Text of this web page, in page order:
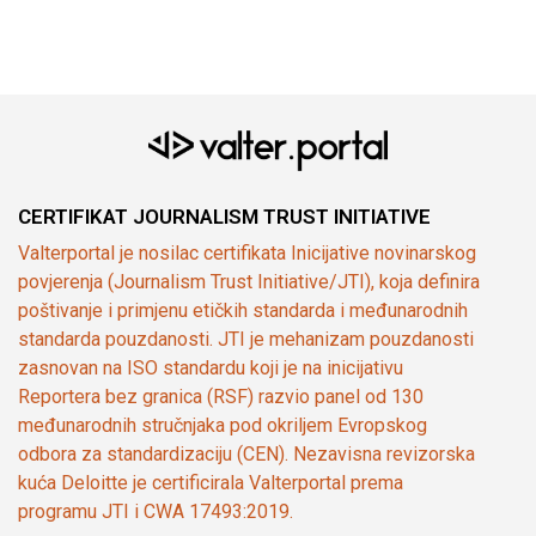
CERTIFIKAT JOURNALISM TRUST INITIATIVE
Valterportal je nosilac certifikata Inicijative novinarskog
povjerenja (Journalism Trust Initiative/JTI), koja definira
poštivanje i primjenu etičkih standarda i međunarodnih
standarda pouzdanosti. JTI je mehanizam pouzdanosti
zasnovan na ISO standardu koji je na inicijativu
Reportera bez granica (RSF) razvio panel od 130
međunarodnih stručnjaka pod okriljem Evropskog
odbora za standardizaciju (CEN). Nezavisna revizorska
kuća Deloitte je certificirala Valterportal prema
programu JTI i CWA 17493:2019.